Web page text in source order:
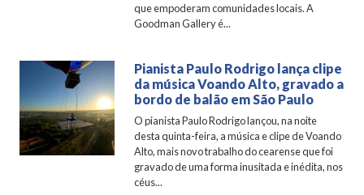
que empoderam comunidades locais. A
Goodman Gallery é...
Pianista Paulo Rodrigo lança clipe
da música Voando Alto, gravado a
bordo de balão em São Paulo
O pianista Paulo Rodrigo lançou, na noite
desta quinta-feira, a música e clipe de Voando
Alto, mais novo trabalho do cearense que foi
gravado de uma forma inusitada e inédita, nos
céus...